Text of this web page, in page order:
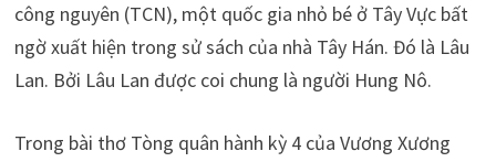
công nguyên (TCN), một quốc gia nhỏ bé ở Tây Vực bất
ngờ xuất hiện trong sử sách của nhà Tây Hán. Đó là Lâu
Lan. Bởi Lâu Lan được coi chung là người Hung Nô.
Trong bài thơ Tòng quân hành kỳ 4 của Vương Xương